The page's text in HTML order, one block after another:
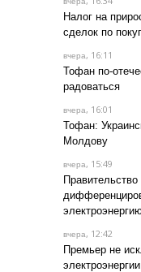
Налог на
сделок по
вчера, 16:11
Тофан по-
радоваться
вчера, 16:01
Тофан:
Молдову
вчера, 15:49
Правительство
вчера, 12:42
Премьер не
электроэнергии